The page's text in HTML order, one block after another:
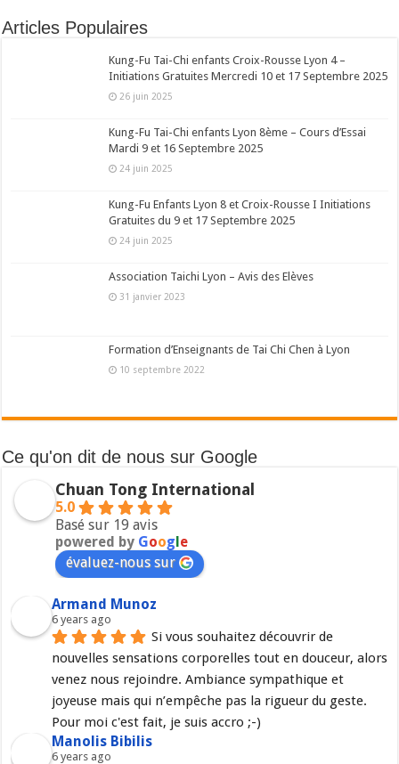
Articles Populaires
Kung-Fu Tai-Chi enfants Croix-Rousse Lyon 4 –
Initiations Gratuites Mercredi 10 et 17 Septembre 2025
26 juin 2025
Kung-Fu Tai-Chi enfants Lyon 8ème – Cours d’Essai
Mardi 9 et 16 Septembre 2025
24 juin 2025
Kung-Fu Enfants Lyon 8 et Croix-Rousse I Initiations
Gratuites du 9 et 17 Septembre 2025
24 juin 2025
Association Taichi Lyon – Avis des Elèves
31 janvier 2023
Formation d’Enseignants de Tai Chi Chen à Lyon
10 septembre 2022
Ce qu'on dit de nous sur Google
Chuan Tong International
5.0
Basé sur 19 avis
powered by Google
évaluez-nous sur
Armand Munoz
6 years ago
Si vous souhaitez découvrir de
nouvelles sensations corporelles tout en douceur, alors
venez nous rejoindre. Ambiance sympathique et
joyeuse mais qui n’empêche pas la rigueur du geste.
Pour moi c'est fait, je suis accro ;-)
Manolis Bibilis
6 years ago